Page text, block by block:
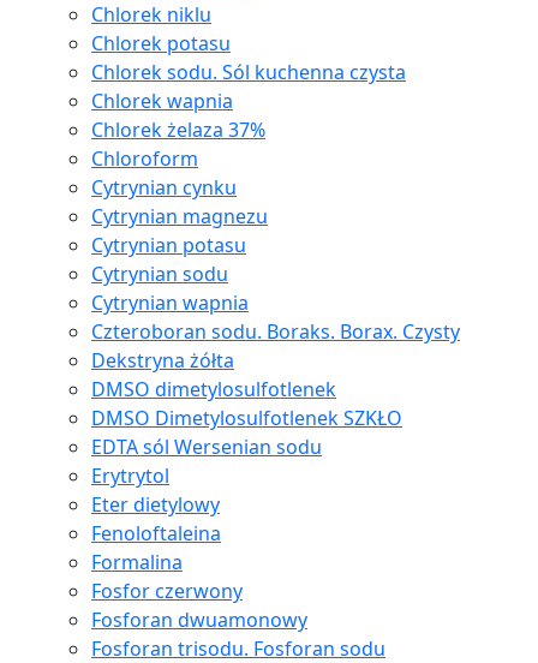
Chlorek niklu
Chlorek potasu
Chlorek sodu. Sól kuchenna czysta
Chlorek wapnia
Chlorek żelaza 37%
Chloroform
Cytrynian cynku
Cytrynian magnezu
Cytrynian potasu
Cytrynian sodu
Cytrynian wapnia
Czteroboran sodu. Boraks. Borax. Czysty
Dekstryna żółta
DMSO dimetylosulfotlenek
DMSO Dimetylosulfotlenek SZKŁO
EDTA sól Wersenian sodu
Erytrytol
Eter dietylowy
Fenoloftaleina
Formalina
Fosfor czerwony
Fosforan dwuamonowy
Fosforan trisodu. Fosforan sodu